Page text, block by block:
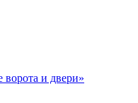
и двери»